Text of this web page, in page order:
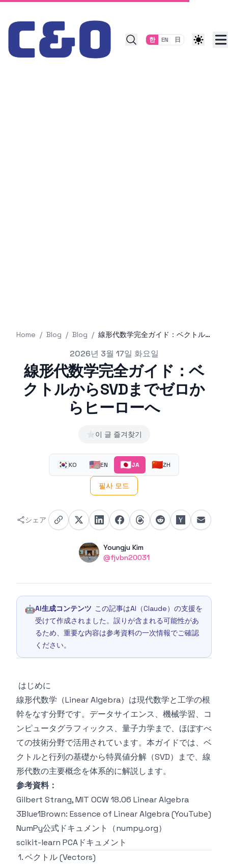
Skip to content
한 EN 日
Home / Blog / Blog / 線形代数学完全ガイド：ベクトルからSVDまでゼロからヒーローへ
2026년 3월 17일 화요일
線形代数学完全ガイド：ベ
クトルからSVDまでゼロか
らヒーローへ
⭐이 글 즐겨찾기
🇰🇷KO 🇺🇸EN 🇯🇵JA 🇨🇳ZH
필사 모드
シェア
Name
Youngju Kim
Twitter
@fjvbn20031
🤖AI生成コンテンツ この記事はAI（Claude）の支援を
受けて作成されました。誤りが含まれる可能性があ
るため、重要な内容は参考資料の一次情報でご確認
ください。
はじめに
線形代数学（Linear Algebra）は現代数学と工学の根
幹をなす分野です。データサイエンス、機械学習、コ
ンピュータグラフィックス、量子力学まで、ほぼすべ
ての技術分野で活用されています。本ガイドでは、ベ
クトルと行列の基礎から特異値分解（SVD）まで、線
形代数の主要概念を体系的に解説します。
参考資料：
Gilbert Strang, MIT OCW 18.06 Linear Algebra
3Blue1Brown: Essence of Linear Algebra (YouTube)
NumPy公式ドキュメント（numpy.org）
scikit-learn PCAドキュメント
1. ベクトル (Vectors)